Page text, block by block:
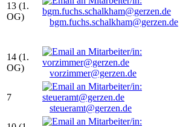
13 (1.
OG)
bgm.fuchs.schalkham@gerzen.de
14 (1.
OG)
vorzimmer@gerzen.de
7
steueramt@gerzen.de